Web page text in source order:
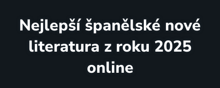
Nejlepší španělské nové
literatura z roku 2025
online